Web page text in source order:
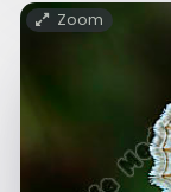
Zoom